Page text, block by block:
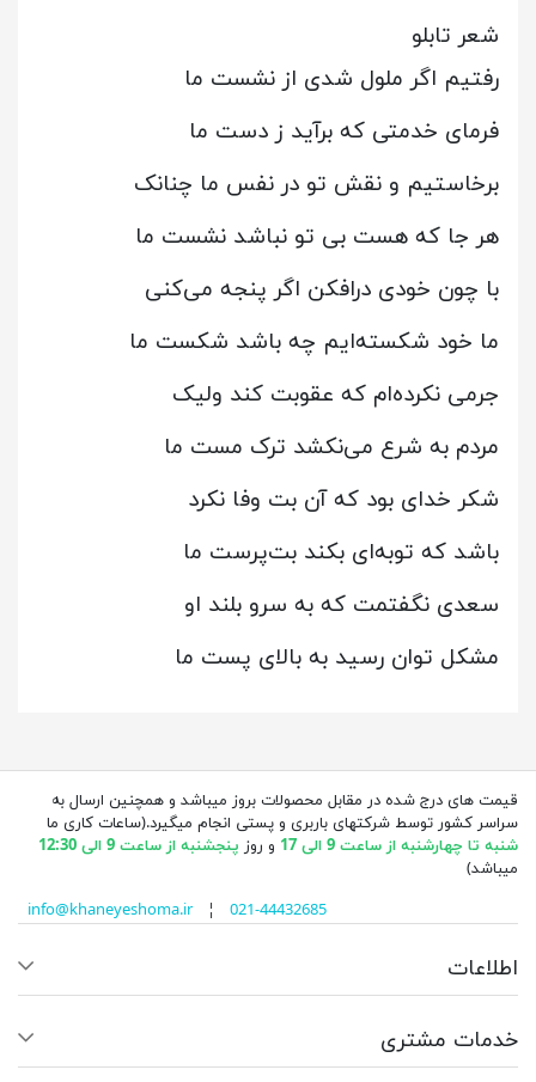
شعر تابلو
رفتیم اگر ملول شدی از نشست ما
فرمای خدمتی که برآید ز دست ما
برخاستیم و نقش تو در نفس ما چنانک
هر جا که هست بی تو نباشد نشست ما
با چون خودی درافکن اگر پنجه می‌کنی
ما خود شکسته‌ایم چه باشد شکست ما
جرمی نکرده‌ام که عقوبت کند ولیک
مردم به شرع می‌نکشد ترک مست ما
شکر خدای بود که آن بت وفا نکرد
باشد که توبه‌ای بکند بت‌پرست ما
سعدی نگفتمت که به سرو بلند او
مشکل توان رسید به بالای پست ما
قیمت های درج شده در مقابل محصولات بروز میباشد و همچنین ارسال به
سراسر کشور توسط شرکتهای باربری و پستی انجام میگیرد.(ساعات کاری ما
شنبه تا چهارشنبه از ساعت 9 الی 17
و روز پنجشنبه از ساعت 9 الی 12:30
میباشد)
info@khaneyeshoma.ir¦ 021-44432685
اطلاعات
خدمات مشتری